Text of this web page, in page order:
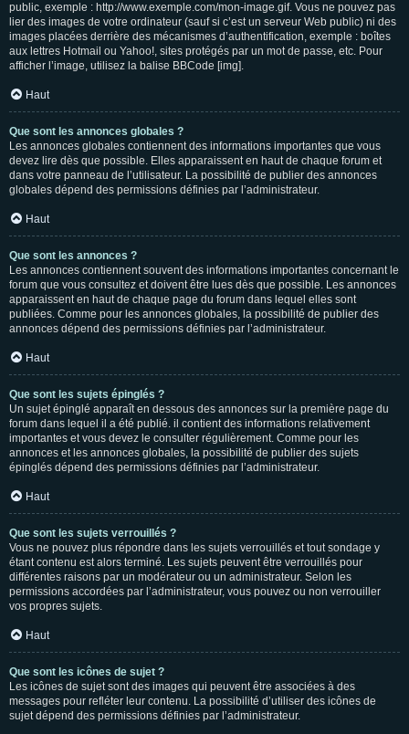
public, exemple : http://www.exemple.com/mon-image.gif. Vous ne pouvez pas
lier des images de votre ordinateur (sauf si c’est un serveur Web public) ni des
images placées derrière des mécanismes d’authentification, exemple : boîtes
aux lettres Hotmail ou Yahoo!, sites protégés par un mot de passe, etc. Pour
afficher l’image, utilisez la balise BBCode [img].
Haut
Que sont les annonces globales ?
Les annonces globales contiennent des informations importantes que vous
devez lire dès que possible. Elles apparaissent en haut de chaque forum et
dans votre panneau de l’utilisateur. La possibilité de publier des annonces
globales dépend des permissions définies par l’administrateur.
Haut
Que sont les annonces ?
Les annonces contiennent souvent des informations importantes concernant le
forum que vous consultez et doivent être lues dès que possible. Les annonces
apparaissent en haut de chaque page du forum dans lequel elles sont
publiées. Comme pour les annonces globales, la possibilité de publier des
annonces dépend des permissions définies par l’administrateur.
Haut
Que sont les sujets épinglés ?
Un sujet épinglé apparaît en dessous des annonces sur la première page du
forum dans lequel il a été publié. il contient des informations relativement
importantes et vous devez le consulter régulièrement. Comme pour les
annonces et les annonces globales, la possibilité de publier des sujets
épinglés dépend des permissions définies par l’administrateur.
Haut
Que sont les sujets verrouillés ?
Vous ne pouvez plus répondre dans les sujets verrouillés et tout sondage y
étant contenu est alors terminé. Les sujets peuvent être verrouillés pour
différentes raisons par un modérateur ou un administrateur. Selon les
permissions accordées par l’administrateur, vous pouvez ou non verrouiller
vos propres sujets.
Haut
Que sont les icônes de sujet ?
Les icônes de sujet sont des images qui peuvent être associées à des
messages pour refléter leur contenu. La possibilité d’utiliser des icônes de
sujet dépend des permissions définies par l’administrateur.